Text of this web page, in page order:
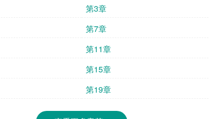
第3章
第7章
第11章
第15章
第19章